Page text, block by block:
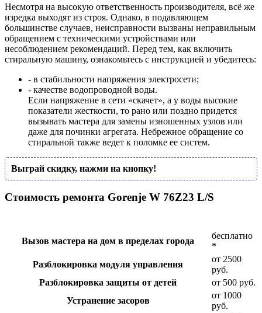
Несмотря на высокую ответственность производителя, всё же
изредка выходят из строя. Однако, в подавляющем
большинстве случаев, неисправности вызваны неправильным
обращением с техническими устройствами или
несоблюдением рекомендаций. Перед тем, как включить
стиральную машину, ознакомьтесь с инструкцией и убедитесь:
- в стабильности напряжения электросети;
- качестве водопроводной воды.
Если напряжение в сети «скачет», а у воды высокие
показатели жесткости, то рано или поздно придется
вызывать мастера для замены изношенных узлов или
даже для починки агрегата. Небрежное обращение со
стиральной также ведет к поломке ее систем.
Выграй скидку, нажми на кнопку!
Стоимость ремонта Gorenje W 76Z23 L/S
Вызов мастера на дом в пределах города
бесплатно
*
Разблокировка модуля управления
от 2500
руб.
Разблокировка защиты от детей
от 500 руб.
Устранение засоров
от 1000
руб.